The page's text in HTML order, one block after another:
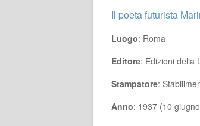
Il poeta futurista
Luogo: Roma
Editore: Edizioni della
Stampatore:
Anno: 1937 (10